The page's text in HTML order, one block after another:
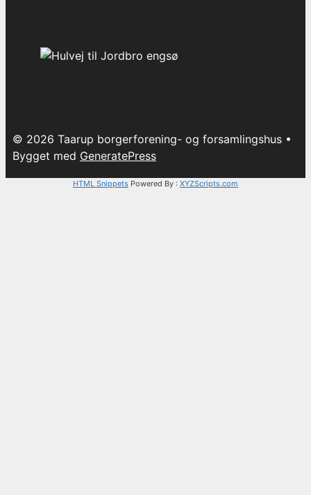
© 2026 Taarup borgerforening- og forsamlingshus •
Bygget med GeneratePress
HTML Snippets Powered By : XYZScripts.com